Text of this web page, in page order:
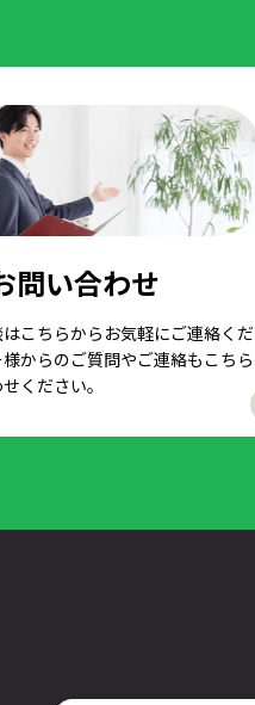
問い合わせ
こちらからお気軽にご連絡くだ
からのご質問やご連絡もこちら
ください。